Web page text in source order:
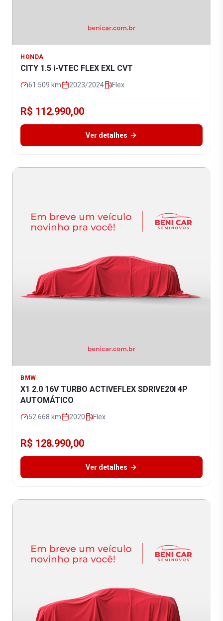
HONDA
CITY 1.5 i-VTEC FLEX EXL CVT
61.509 km 2023/2024 Flex
R$ 112.990,00
Ver detalhes
BMW
X1 2.0 16V TURBO ACTIVEFLEX SDRIVE20I 4P
AUTOMÁTICO
52.668 km 2020 Flex
R$ 128.990,00
Ver detalhes